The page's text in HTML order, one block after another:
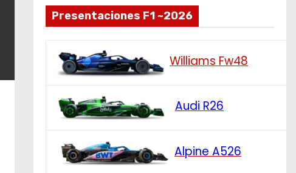
Presentaciones F1 ~2026
Williams Fw48
Audi R26
Alpine A526